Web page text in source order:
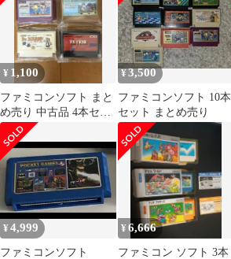
¥ 1,100
ファミコンソフト まと
め売り 中古品 4本セッ
ト
¥3,500
ファミコンソフト 10本
セット まとめ売り
¥4,999
ファミコンソフト
¥6,666
ファミコン ソフト 3本